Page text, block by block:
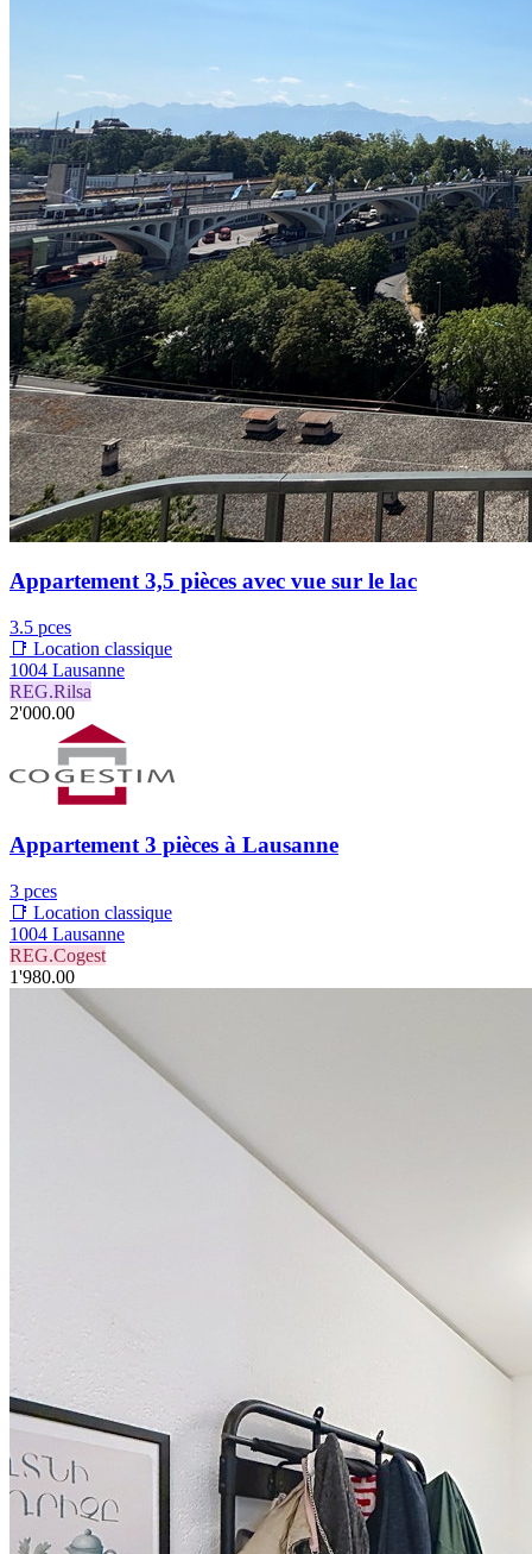
Appartement 3,5 pièces avec vue sur le lac
3.5 pces
📑 Location classique
1004 Lausanne
REG.Rilsa
2'000.00
Appartement 3 pièces à Lausanne
3 pces
📑 Location classique
1004 Lausanne
REG.Cogest
1'980.00